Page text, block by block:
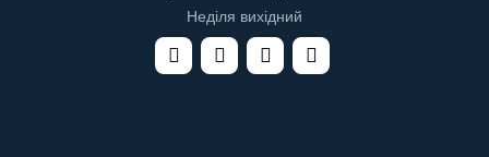
Неділя вихідний